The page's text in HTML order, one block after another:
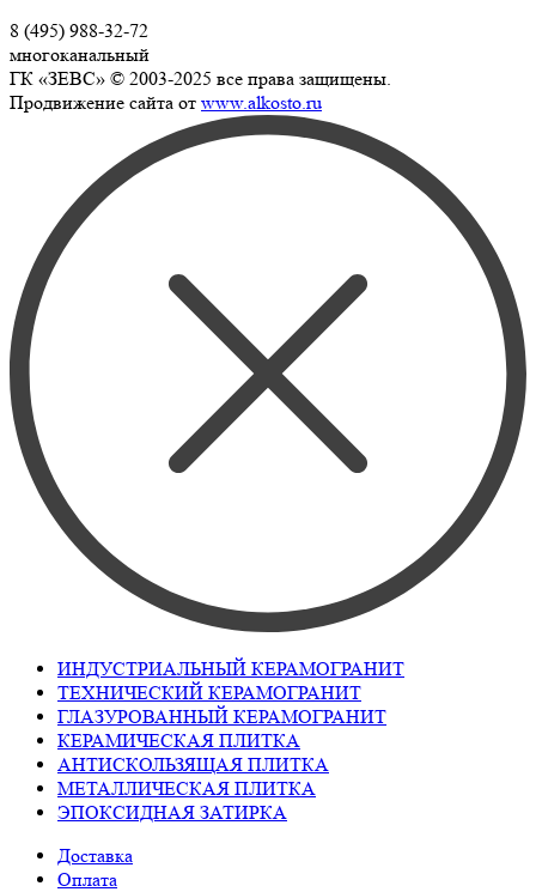
8 (495) 988-32-72
многоканальный
ГК «ЗЕВС» © 2003-2025 все права защищены.
Продвижение сайта от www.alkosto.ru
ИНДУСТРИАЛЬНЫЙ КЕРАМОГРАНИТ
ТЕХНИЧЕСКИЙ КЕРАМОГРАНИТ
ГЛАЗУРОВАННЫЙ КЕРАМОГРАНИТ
КЕРАМИЧЕСКАЯ ПЛИТКА
АНТИСКОЛЬЗЯЩАЯ ПЛИТКА
МЕТАЛЛИЧЕСКАЯ ПЛИТКА
ЭПОКСИДНАЯ ЗАТИРКА
Доставка
Оплата